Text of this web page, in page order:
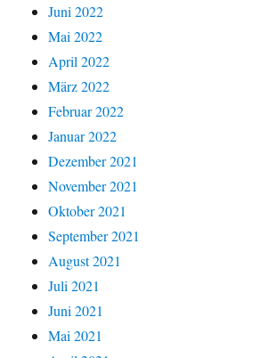
Juni 2022
Mai 2022
April 2022
März 2022
Februar 2022
Januar 2022
Dezember 2021
November 2021
Oktober 2021
September 2021
August 2021
Juli 2021
Juni 2021
Mai 2021